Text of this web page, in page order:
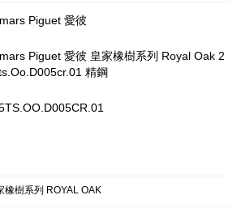
Piguet 愛彼
Piguet 愛彼 皇家橡樹系列 Royal Oak 2
精鋼
橡樹系列 ROYAL OAK